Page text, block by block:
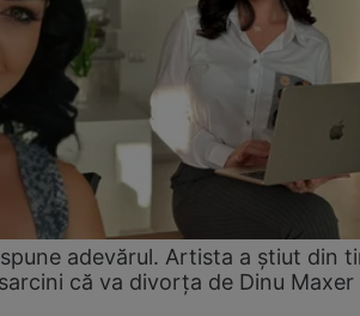
adevărul. Artista a știut din
că va divorța de Dinu Maxer